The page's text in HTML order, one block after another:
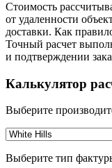
Стоимость
от удаленности
доставки. Как
Точный расчет
и подтверждении
Калькулятор
Выберите
Выберите тип